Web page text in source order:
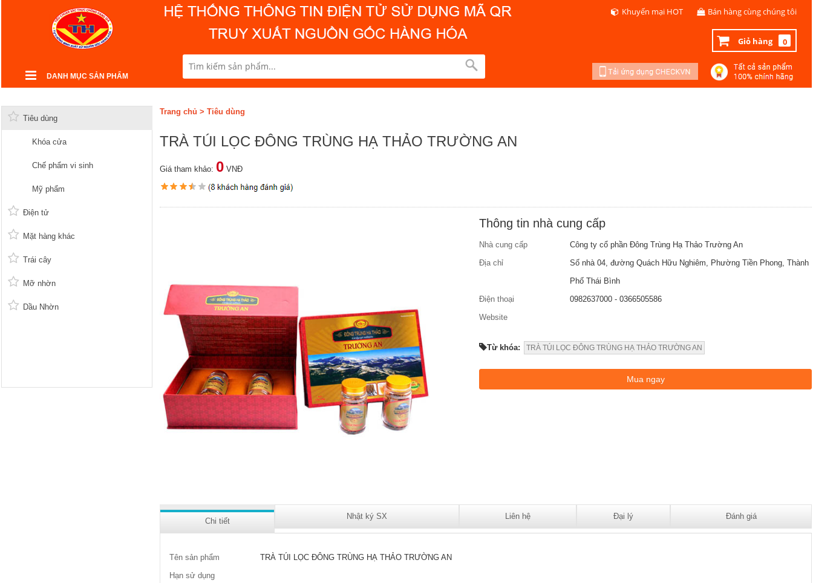
DANH MỤC SẢN PHẨM
Khuyến mại HOT Bán hàng cùng chúng tôi
Giỏ hàng 0
Tiêu dùng
Khóa cửa
Chế phẩm vi sinh
Mỹ phẩm
Điện tử
Mặt hàng khác
Trái cây
Mỡ nhờn
Dầu Nhờn
Trang chủ > Tiêu dùng
TRÀ TÚI LỌC ĐÔNG TRÙNG HẠ THẢO TRƯỜNG AN
Giá tham khảo: 0 VNĐ
Thông tin nhà cung cấp
Nhà cung cấp
Công ty cổ phần Đông Trùng Hạ Thảo Trường An
Địa chỉ
Số nhà 04, đường Quách Hữu Nghiêm, Phường Tiền Phong, Thành
Phố Thái Bình
Điện thoại
0982637000 - 0366505586
Website
Từ khóa: TRÀ TÚI LỌC ĐÔNG TRÙNG HẠ THẢO TRƯỜNG AN
Chi tiết
Nhật ký SX Liên hệ Đại lý Đánh giá
Tên sản phẩm
TRÀ TÚI LỌC ĐÔNG TRÙNG HẠ THẢO TRƯỜNG AN
Hạn sử dụng